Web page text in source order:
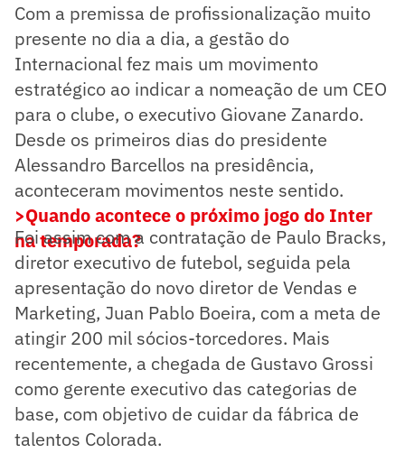
Com a premissa de profissionalização muito
presente no dia a dia, a gestão do
Internacional fez mais um movimento
estratégico ao indicar a nomeação de um CEO
para o clube, o executivo Giovane Zanardo.
Desde os primeiros dias do presidente
Alessandro Barcellos na presidência,
aconteceram movimentos neste sentido.
>Quando acontece o próximo jogo do Inter
na temporada?
Foi assim com a contratação de Paulo Bracks,
diretor executivo de futebol, seguida pela
apresentação do novo diretor de Vendas e
Marketing, Juan Pablo Boeira, com a meta de
atingir 200 mil sócios-torcedores. Mais
recentemente, a chegada de Gustavo Grossi
como gerente executivo das categorias de
base, com objetivo de cuidar da fábrica de
talentos Colorada.